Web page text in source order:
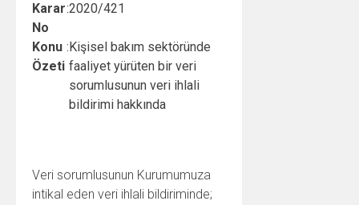
Karar
No
:2020/421
Konu
Özeti
:Kişisel bakım sektöründe
faaliyet yürüten bir veri
sorumlusunun veri ihlali
bildirimi hakkında
Veri sorumlusunun Kurumumuza
intikal eden veri ihlali bildiriminde;